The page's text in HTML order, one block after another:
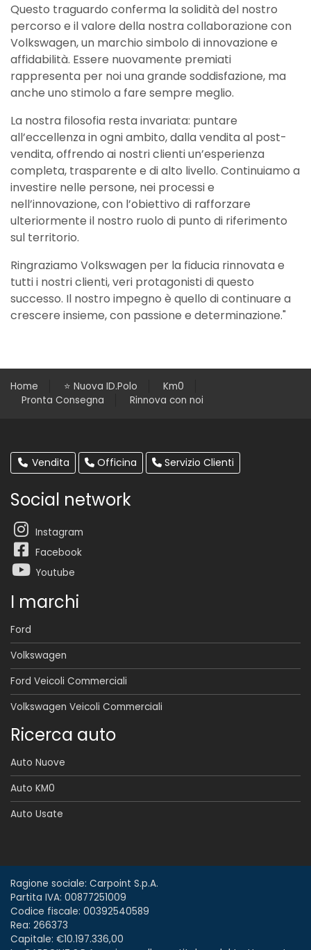
Questo traguardo conferma la solidità del nostro
percorso e il valore della nostra collaborazione con
Volkswagen, un marchio simbolo di innovazione e
affidabilità. Essere nuovamente premiati
rappresenta per noi una grande soddisfazione, ma
anche uno stimolo a fare sempre meglio.
La nostra filosofia resta invariata: puntare
all’eccellenza in ogni ambito, dalla vendita al post-
vendita, offrendo ai nostri clienti un’esperienza
completa, trasparente e di alto livello. Continuiamo a
investire nelle persone, nei processi e
nell’innovazione, con l’obiettivo di rafforzare
ulteriormente il nostro ruolo di punto di riferimento
sul territorio.
Ringraziamo Volkswagen per la fiducia rinnovata e
tutti i nostri clienti, veri protagonisti di questo
successo. Il nostro impegno è quello di continuare a
crescere insieme, con passione e determinazione."
Home ⭐️ Nuova ID.Polo
Km0
Pronta Consegna
Rinnova con noi
Vendita Officina Servizio Clienti
Social network
Instagram
Facebook
Youtube
I marchi
Ford
Volkswagen
Ford Veicoli Commerciali
Volkswagen Veicoli Commerciali
Ricerca auto
Auto Nuove
Auto KM0
Auto Usate
Ragione sociale: Carpoint S.p.A.
Partita IVA: 00877251009
Codice fiscale: 00392540589
Rea: 266373
Capitale: €10.197.336,00